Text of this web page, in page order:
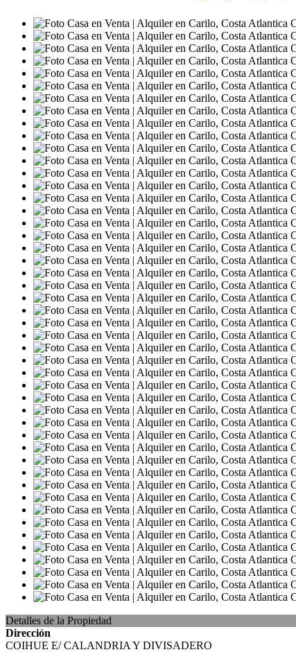
Detalles de la Propiedad
Dirección
COIHUE E/ CALANDRIA Y DIVISADERO